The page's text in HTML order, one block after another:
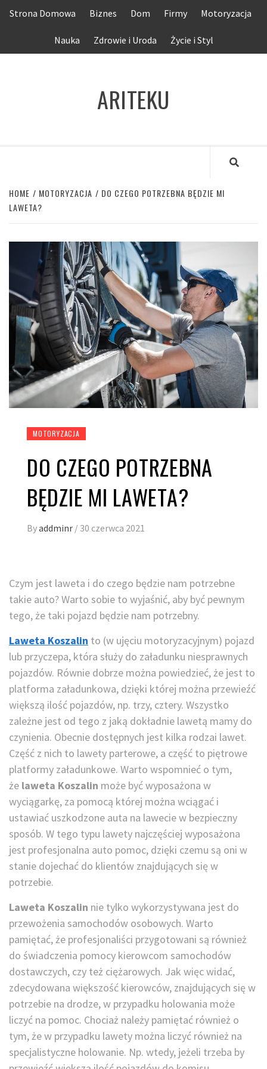
Strona Domowa Biznes Dom Firmy Motoryzacja
Nauka Zdrowie i Uroda Życie i Styl
ARITEKU
HOME MOTORYZACJA
DO CZEGO POTRZEBNA BĘDZIE MI
LAWETA?
MOTORYZACJA
DO CZEGO POTRZEBNA
BĘDZIE MI LAWETA?
Byaddminr / 30 czerwca 2021
Czym jest laweta i do czego będzie nam potrzebne
takie auto? Warto sobie to wyjaśnić, aby być pewnym
tego, że taki pojazd będzie nam potrzebny.
Laweta Koszalin to (w ujęciu motoryzacyjnym) pojazd
lub przyczepa, która służy do załadunku niesprawnych
pojazdów. Równie dobrze można powiedzieć, że jest to
platforma załadunkowa, dzięki której można przewieźć
większą ilość pojazdów, np. trzy, cztery. Wszystko
zależne jest od tego z jaką dokładnie lawetą mamy do
czynienia. Obecnie dostępnych jest kilka rodzai lawet.
Część z nich to lawety parterowe, a część to piętrowe
platformy załadunkowe. Warto wspomnieć o tym,
że laweta Koszalin może być wyposażona w
wyciągarkę, za pomocą której można wciągać i
ustawiać uszkodzone auta na lawecie w bezpieczny
sposób. W tego typu lawety najczęściej wyposażona
jest profesjonalna auto pomoc, dzięki czemu są oni w
stanie dojechać do klientów znajdujących się w
potrzebie.
Laweta Koszalin nie tylko wykorzystywana jest do
przewożenia samochodów osobowych. Warto
pamiętać, że profesjonaliści przygotowani są również
do świadczenia pomocy kierowcom samochodów
dostawczych, czy też ciężarowych. Jak więc widać,
zdecydowana większość kierowców, znajdujących się w
potrzebie na drodze, w przypadku holowania może
liczyć na pomoc. Chociaż należy pamiętać również o
tym, że w przypadku lawety można liczyć również na
specjalistyczne holowanie. Np. wtedy, jeżeli trzeba by